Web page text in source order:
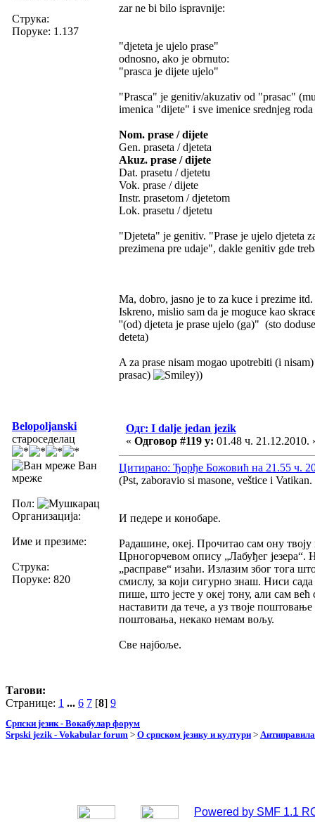
Струка:
Поруке: 1.137
zar ne bi bilo ispravnije:
"djeteta je ujelo prase"
odnosno, ako je obrnuto:
"prasca je dijete ujelo"
"Prasca" je genitiv/akuzativ od "prasac"
imenica "dijete" i sve imenice srednjeg
Nom. prase / dijete
Gen. praseta / djeteta
Akuz. prase / dijete
Dat. prasetu / djetetu
Vok. prase / dijete
Instr. prasetom / djetetom
Lok. prasetu / djetetu
"Djeteta" je genitiv. "Prase je ujelo djeteta
prezimena pre udaje", dakle genitiv gde
Ma, dobro, jasno je to za kuce i prezime
Iskreno, mislio sam da je moguce kao
''(od) djeteta je prase ujelo (ga)" (sto
deteta)
A za prase nisam mogao upotrebiti (i
prasac)
))
Belopoljanski
староседелац
Ван
мреже
Пол:
Организација:
Име и презиме:
Струка:
Поруке: 820
Одг: I dalje jedan jezik
« Одговор #119 у: 01.48 ч. 21.12.2010.
Цитирано: Ђорђе Божовић на 21.55 ч.
(Pst, zaboravio si masone, veštice i Vatikan.
И педере и конобаре.
Радашине, океј. Прочитао сам ону
Црногорчевом опису „Лабуђег
„расправе“ изаћи. Излазим због тога
смислу, за који сигурно знаш. Ниси
пише, што јесте у океј тону, али сам
наставити да тече, а уз твоје
поштовања, некако немам вољу.
Све најбоље.
Тагови:
Странице: 1 ... 6 7 [8] 9
Српски језик - Вокабулар форум
Srpski jezik - Vokabular forum > О српском језику и култури > Антиправила
Powered by SMF 1.1